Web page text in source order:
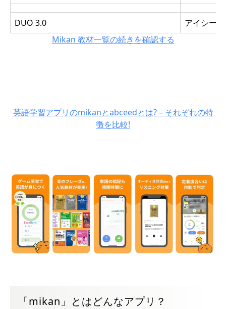
DUO 3.0
アイシー
Mikan 教材一覧の続きを確認する
英語学習アプリのmikanとabceedとは? – それぞれの特
徴を比較!
「mikan」とはどんなアプリ？